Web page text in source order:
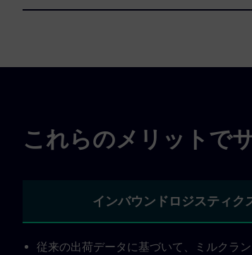
これらのメリットで
インバウンドロジスティク
従来の出荷データに基づいて、ミルクラ